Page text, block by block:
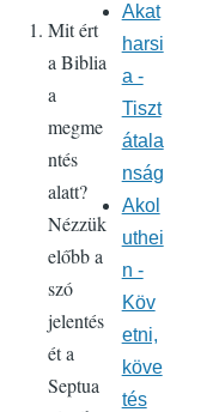
Mit ért
a Biblia
a
megme
ntés
alatt?
Nézzük
előbb a
szó
jelentés
ét a
Septua
Akat
harsi
a -
Tiszt
átala
nság
Akol
uthei
n -
Köv
etni,
köve
tés